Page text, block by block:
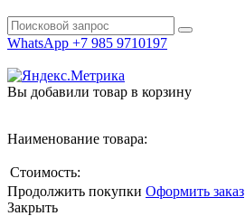
WhatsApp +7 985 9710197
Вы добавили товар в корзину
Наименование товара:
Стоимость:
Продолжить покупки Оформить заказ
Закрыть